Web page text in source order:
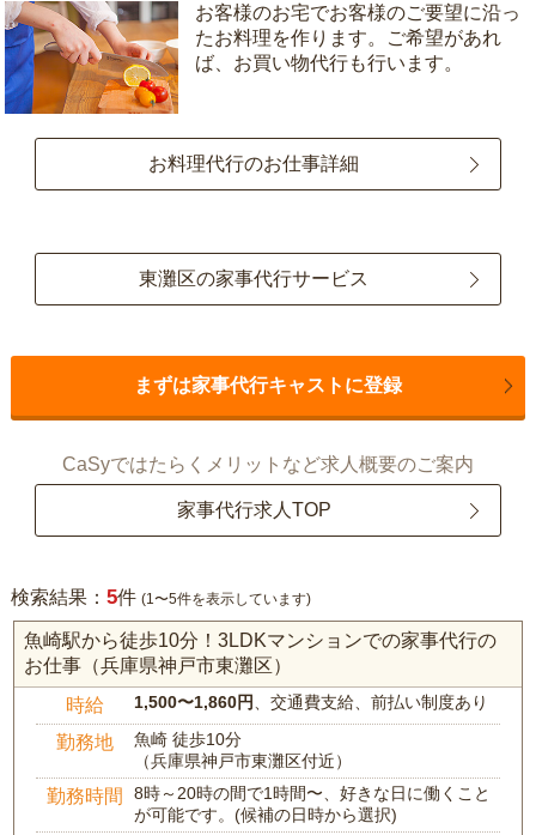
お客様のお宅でお客様のご要望に沿っ
たお料理を作ります。ご希望があれ
ば、お買い物代行も行います。
お料理代行のお仕事詳細
東灘区の家事代行サービス
まずは家事代行キャストに登録
CaSyではたらくメリットなど求人概要のご案内
家事代行求人TOP
検索結果： 5件 (1〜5件を表示しています)
魚崎駅から徒歩10分！3LDKマンションでの家事代行の
お仕事（兵庫県神戸市東灘区）
時給 1,500〜1,860円 、交通費支給、前払い制度あり
勤務地
魚崎 徒歩10分
（兵庫県神戸市東灘区付近）
勤務時間
8時～20時の間で1時間〜、好きな日に働くこと
が可能です。(候補の日時から選択)